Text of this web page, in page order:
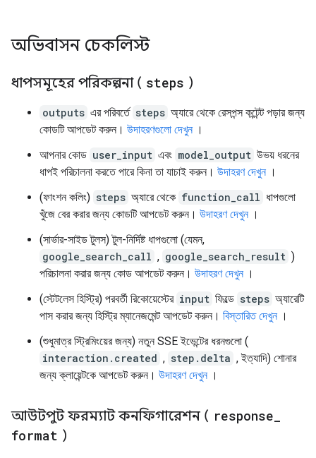
অভিবাসন চেকলিস্ট
ধাপসমূহের পরিকল্পনা ( steps )
outputs এর পরিবর্তে steps অ্যারে থেকে রেসপন্স কন্টেন্ট পড়ার জন্য
কোডটি আপডেট করুন। উদাহরণগুলো দেখুন।
আপনার কোড user_input এবং model_output উভয় ধরনের
ধাপই পরিচালনা করতে পারে কিনা তা যাচাই করুন। উদাহরণ দেখুন।
(ফাংশন কলিং) steps অ্যারে থেকে function_call ধাপগুলো
খুঁজে বের করার জন্য কোডটি আপডেট করুন। উদাহরণ দেখুন।
(সার্ভার-সাইড টুলস) টুল-নির্দিষ্ট ধাপগুলো (যেমন,
google_search_call , google_search_result )
পরিচালনা করার জন্য কোড আপডেট করুন। উদাহরণ দেখুন।
(স্টেটলেস হিস্ট্রি) পরবর্তী রিকোয়েস্টের input ফিল্ডে steps অ্যারেটি
পাস করার জন্য হিস্ট্রি ম্যানেজমেন্ট আপডেট করুন। বিস্তারিত দেখুন।
(শুধুমাত্র স্ট্রিমিংয়ের জন্য) নতুন SSE ইভেন্টের ধরনগুলো (
interaction.created , step.delta , ইত্যাদি) শোনার
জন্য ক্লায়েন্টকে আপডেট করুন। উদাহরণ দেখুন।
আউটপুট ফরম্যাট কনফিগারেশন ( response
format )